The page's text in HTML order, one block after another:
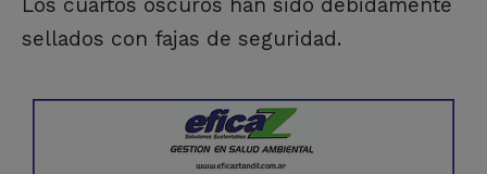
Los cuartos oscuros han sido debidamente
sellados con fajas de seguridad.